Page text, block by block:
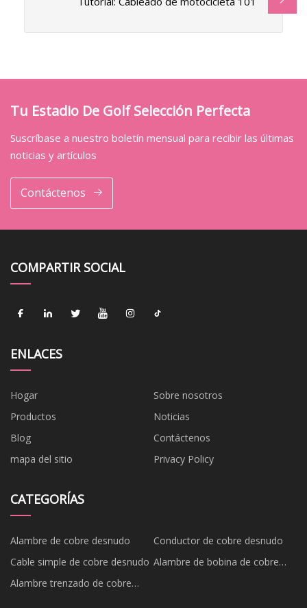
Tu Estadio De Golf Selección Perfecta
Suscríbase a nuestro boletín mensual para recibir las últimas
noticias y artículos
Contáctenos
COMPARTIR SOCIAL
ENLACES
Hogar
Sobre nosotros
Productos
Noticias
Blog
Contáctenos
mapa del sitio
Privacy Policy
CATEGORÍAS
Alambre de cobre desnudo
Conductor de cobre desnudo
Cable simple de cobre desnudo Alambre de bobina de cobre
Alambre trenzado de cobre